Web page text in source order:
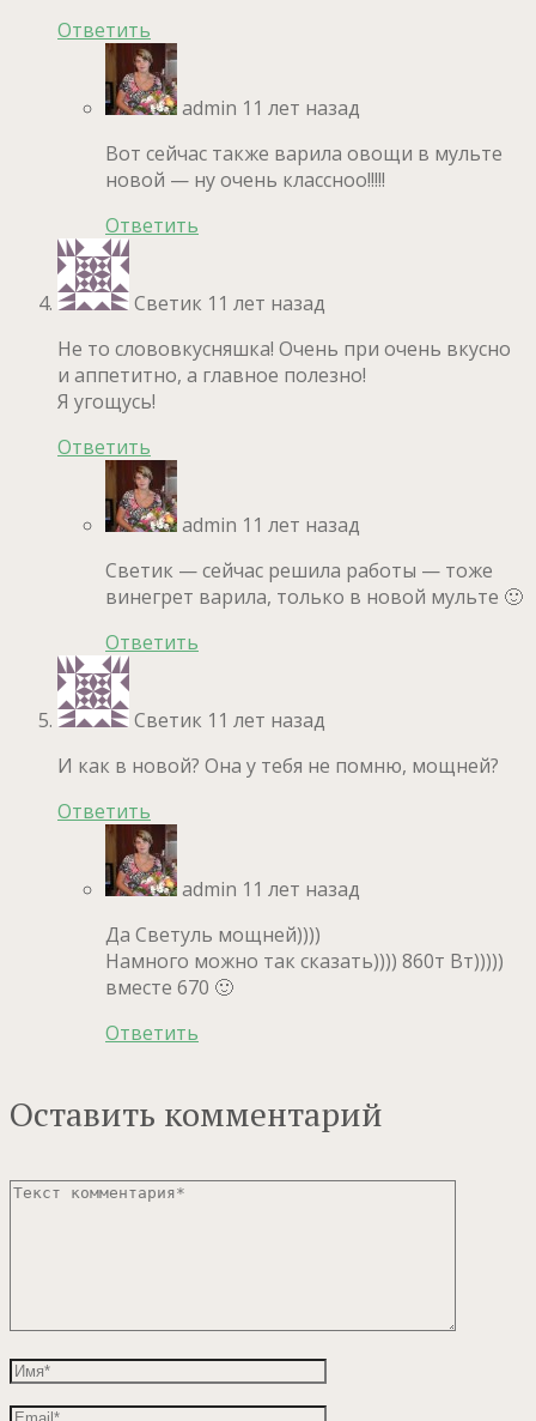
Ответить
admin 11 лет назад
Вот сейчас также варила овощи в мульте
новой — ну очень классноо!!!!!
Ответить
Светик 11 лет назад
Не то слововкусняшка! Очень при очень вкусно
и аппетитно, а главное полезно!
Я угощусь!
Ответить
admin 11 лет назад
Светик — сейчас решила работы — тоже
винегрет варила, только в новой мульте 🙂
Ответить
Светик 11 лет назад
И как в новой? Она у тебя не помню, мощней?
Ответить
admin 11 лет назад
Да Светуль мощней))))
Намного можно так сказать)))) 860т Вт)))))
вместе 670 🙂
Ответить
Оставить комментарий